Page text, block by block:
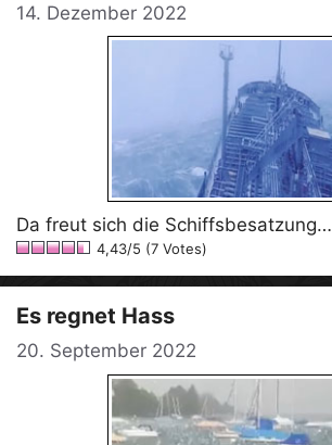
14. Dezember 2022
Da freut sich die Schiffsbesatzung…
4,43/5 (7 Votes)
Es regnet Hass
20. September 2022